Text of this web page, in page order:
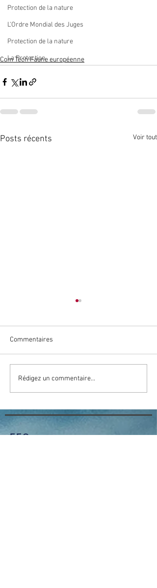
Protection de la nature
L'Ordre Mondial des Juges
Protection de la nature
La Protection
Com Tech Faune européenne
Posts récents Voir tout
HYBRIDATION & CONCOURS
Commentaires
Rédigez un commentaire...
F.F.O